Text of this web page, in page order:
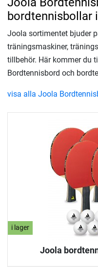
i lager
Joola
bordtennisbollar
Joola sortimentet bjuder
träningsmaskiner,
tillbehör. Här kommer du
Bordtennisbord och
visa alla Joola